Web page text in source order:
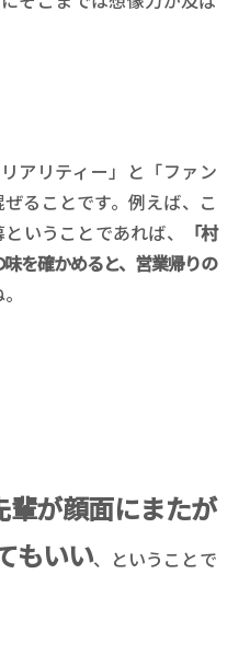
アリティー」と「ファン
ることです。例えば、こ
いうことであれば、
「村
を確かめると、営業帰りの
輩が顔面にまたが
もいい、ということで